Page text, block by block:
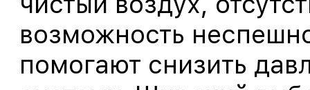
возможность
помогают снизить